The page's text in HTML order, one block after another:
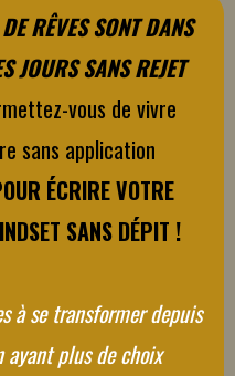
RÊVES SONT DANS
JOURS SANS REJET
vous de vivre
sans application
ÉCRIRE VOTRE
SANS DÉPIT !
à se transformerdepuis
ayant plus de choix